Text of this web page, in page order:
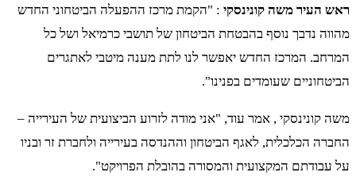
ראש העיר משה קונינסקי : "הקמת מרכז ההפעלה הביטחוני החדש
מהווה נדבך נוסף בהבטחת הביטחון של תושבי כרמיאל ושל כל
המרחב. המרכז החדש יאפשר לנו לתת מענה מיטבי לאתגרים
הביטחוניים שעומדים בפנינו".
משה קונינסקי , אמר עוד, "אני מודה לזרוע הביצועית של העירייה –
החברה הכלכלית, לאגף הביטחון וההנדסה בעירייה ולחברת זר ובניו
על עבודתם המקצועית והמסורה בהובלת הפרויקט".